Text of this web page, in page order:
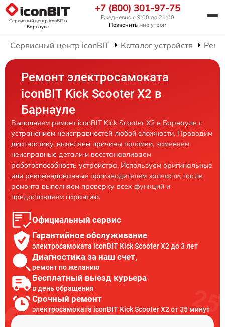
Сервисный центр iconBITв
Барнауле
+7 (800) 301-97-75
Ежедневно с 9:00 до 21:00
Позвонить мне утром
Сервисный центр iconBIT Каталог устройств
Ремонт электросамоката
iconBIT Kick Scooter X2 в
Барнауле
Выполняем ремонт iconBIT Kick Scooter X2 в Барнауле с
устранением неисправностей любой сложности. Проводим
диагностику, выявляем причины поломки, заменяем
неисправные детали и восстанавливаем
работоспособность устройства. Используем оригинальные
или рекомендованные производителем запчасти, после
ремонта выполняем проверку всех функций и
предоставляем гарантию.
Официальный сервис
Гарантийное обслуживание
электросамоката iconBIT Kick Scooter X2 до 3 лет
Диагностика за наш счет,
ремонт по желанию
Бесплатный выезд курьера
в день обращения
Срочный ремонт
электросамоката iconBIT Kick Scooter X2 от 35 минут